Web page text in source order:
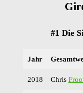
#1 Die
Jahr
2018 Chris